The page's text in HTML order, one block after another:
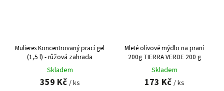
Mulieres Koncentrovaný prací gel
(1,5 l) - růžová zahrada
Skladem
359 Kč / ks
Mleté olivové mýdlo na praní
200g TIERRA VERDE 200 g
Skladem
173 Kč / ks